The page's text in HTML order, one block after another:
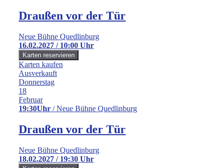
Draußen vor der Tür
Neue Bühne Quedlinburg
16.02.2027 / 10:00 Uhr
Karten kaufen
Ausverkauft
Donnerstag
18
Februar
19:30Uhr / Neue Bühne Quedlinburg
Draußen vor der Tür
Neue Bühne Quedlinburg
18.02.2027 / 19:30 Uhr